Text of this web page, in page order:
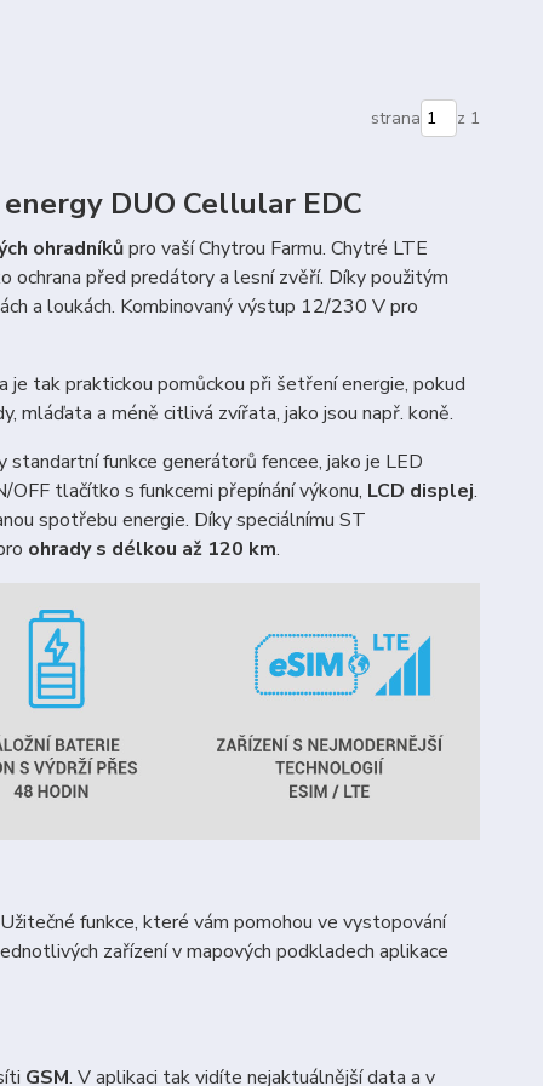
strana z 1
DUO Cellular EDC
ohradníkůpro vaší Chytrou Farmu. Chytré LTE
ochrana před predátory a lesní zvěří. Díky použitým
a loukách. Kombinovaný výstup 12/230 V pro
je tak praktickou pomůckou při šetření energie, pokud
mláďata a méně citlivá zvířata, jako jsou např. koně.
funkce generátorů fencee, jako je LED
OFF tlačítko s funkcemi přepínání výkonu, LCD displej.
spotřebu energie. Díky speciálnímu ST
ohrady s délkou až 120 km.
funkce, které vám pomohou ve vystopování
zařízení v mapových podkladech aplikace
GSM. V aplikaci tak vidíte nejaktuálnější data a v